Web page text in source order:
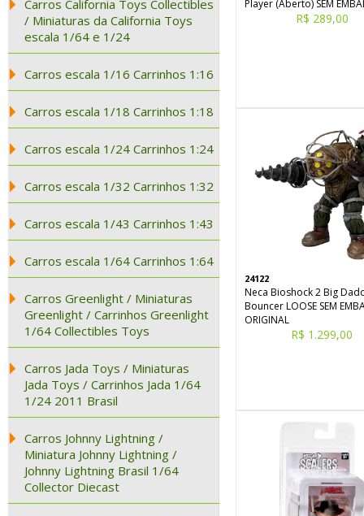
Carros California Toys Collectibles
/ Miniaturas da California Toys
escala 1/64 e 1/24
Carros escala 1/16 Carrinhos 1:16
Carros escala 1/18 Carrinhos 1:18
Carros escala 1/24 Carrinhos 1:24
Carros escala 1/32 Carrinhos 1:32
Carros escala 1/43 Carrinhos 1:43
Carros escala 1/64 Carrinhos 1:64
Carros Greenlight / Miniaturas
Greenlight / Carrinhos Greenlight
1/64 Collectibles Toys
Carros Jada Toys / Miniaturas
Jada Toys / Carrinhos Jada 1/64
1/24 2011 Brasil
Carros Johnny Lightning /
Miniatura Johnny Lightning /
Johnny Lightning Brasil 1/64
Collector Diecast
Player (Aberto) SEM
R$ 289,00
24122
Neca Bioshock 2 Big
Bouncer LOOSE SEM
ORIGINAL
R$ 1.299,00